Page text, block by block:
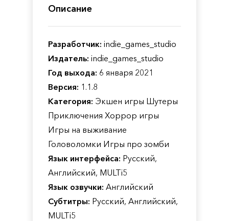
Описание
Разработчик: indie_games_studio
Издатель: indie_games_studio
Год выхода: 6 января 2021
Версия: 1.1.8
Категория: Экшен игры Шутеры
Приключения Хоррор игры
Игры на выживание
Головоломки Игры про зомби
Язык интерфейса: Русский,
Английский, MULTi5
Язык озвучки: Английский
Субтитры: Русский, Английский,
MULTi5